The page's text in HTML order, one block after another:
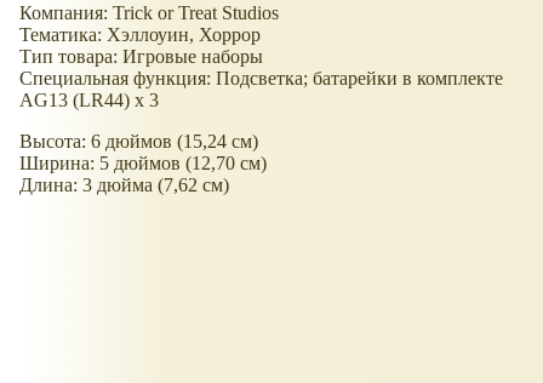
Компания: Trick or Treat Studios
Тематика: Хэллоуин, Хоррор
Тип товара: Игровые наборы
Специальная функция: Подсветка; батарейки в комплекте
AG13 (LR44) x 3
Высота: 6 дюймов (15,24 см)
Ширина: 5 дюймов (12,70 см)
Длина: 3 дюйма (7,62 см)